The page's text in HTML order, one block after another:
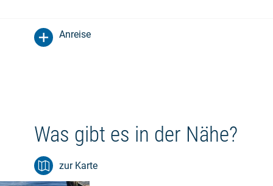
Anreise
Was gibt es in der Nähe?
zur Karte